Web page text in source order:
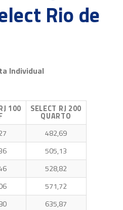
Rio de
Individual
100 SELECT RJ 200
QUARTO
482,69
505,13
528,82
571,72
635,87